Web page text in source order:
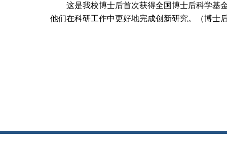
这是我校博士后首次获得全国博士后科学基
他们在科研工作中更好地完成创新研究。（博士